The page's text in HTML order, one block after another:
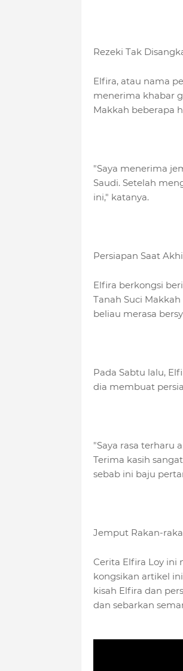
Rezeki Tak
Elfira, atau nama
menerima khabar
Makkah beberapa
"Saya menerima
Saudi. Setelah
ini," katanya.
Persiapan Saat
Elfira berkongsi
Tanah Suci
beliau merasa
Pada Sabtu lalu,
dia membuat
"Saya rasa terharu
Terima kasih
sebab ini baju
Jemput Rakan-
Cerita Elfira Loy ini
kongsikan artikel
kisah Elfira dan
dan sebarkan